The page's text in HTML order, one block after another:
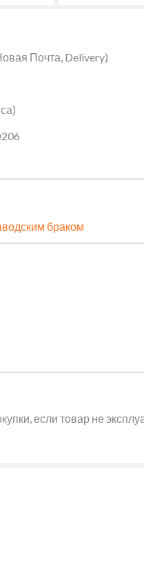
Почта, Delivery)
браком
если товар не